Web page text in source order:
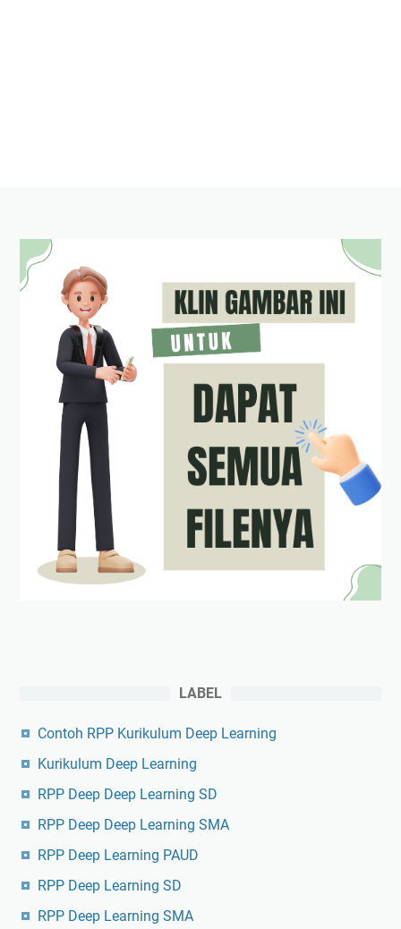
LABEL
Contoh RPP Kurikulum Deep Learning
Kurikulum Deep Learning
RPP Deep Deep Learning SD
RPP Deep Deep Learning SMA
RPP Deep Learning PAUD
RPP Deep Learning SD
RPP Deep Learning SMA